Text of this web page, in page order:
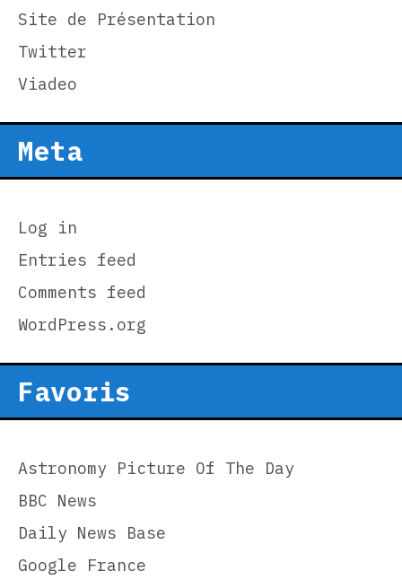
Site de Présentation
Twitter
Viadeo
Meta
Log in
Entries feed
Comments feed
WordPress.org
Favoris
Astronomy Picture Of The Day
BBC News
Daily News Base
Google France